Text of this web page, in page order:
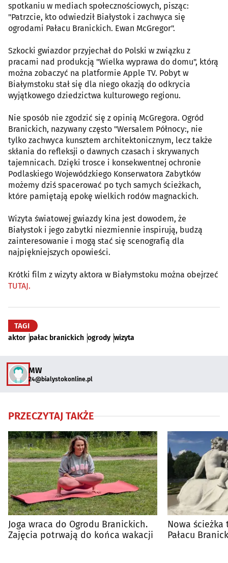
spotkaniu w mediach społecznościowych, pisząc:
"Patrzcie, kto odwiedził Białystok i zachwyca się
ogrodami Pałacu Branickich. Ewan McGregor".
Szkocki gwiazdor przyjechał do Polski w związku z
pracami nad produkcją "Wielka wyprawa do domu", którą
można zobaczyć na platformie Apple TV. Pobyt w
Białymstoku stał się dla niego okazją do odkrycia
wyjątkowego dziedzictwa kulturowego regionu.
Nie sposób nie zgodzić się z opinią McGregora. Ogród
Branickich, nazywany często "Wersalem Północy:, nie
tylko zachwyca kunsztem architektonicznym, lecz także
skłania do refleksji o dawnych czasach i skrywanych
tajemnicach. Dzięki trosce i konsekwentnej ochronie
Podlaskiego Wojewódzkiego Konserwatora Zabytków
możemy dziś spacerować po tych samych ścieżkach,
które pamiętają epokę wielkich rodów magnackich.
Wizyta światowej gwiazdy kina jest dowodem, że
Białystok i jego zabytki niezmiennie inspirują, budzą
zainteresowanie i mogą stać się scenografią dla
najpiękniejszych opowieści.
Krótki film z wizyty aktora w Białymstoku można obejrzeć
TUTAJ.
TAGI
aktor pałac branickich ogrody wizyta
MW
24@bialystokonline.pl
PRZECZYTAJ TAKŻE
Joga wraca do Ogrodu Branickich.
Zajęcia potrwają do końca wakacji
Nowa
Pałacu